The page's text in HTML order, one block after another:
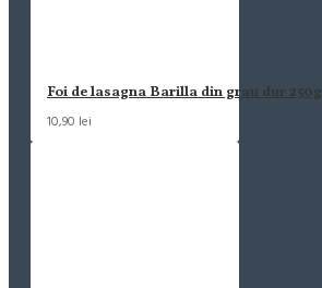
Foi de lasagna Barilla din grau dur 250g
10,90 lei